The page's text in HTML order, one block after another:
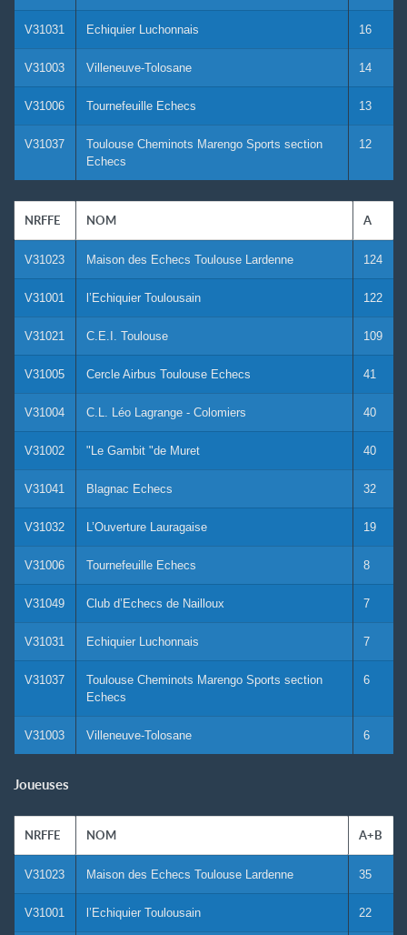
V31031 Echiquier Luchonnais 16
V31003 Villeneuve-Tolosane 14
V31006 Tournefeuille Echecs 13
V31037
Toulouse Cheminots Marengo Sports section
Echecs
12
NRFFE NOM A
V31023 Maison des Echecs Toulouse Lardenne 124
V31001 l’Echiquier Toulousain 122
V31021 C.E.I. Toulouse 109
V31005 Cercle Airbus Toulouse Echecs 41
V31004 C.L. Léo Lagrange - Colomiers 40
V31002 "Le Gambit "de Muret 40
V31041 Blagnac Echecs 32
V31032 L’Ouverture Lauragaise 19
V31006 Tournefeuille Echecs 8
V31049 Club d’Echecs de Nailloux 7
V31031 Echiquier Luchonnais 7
V31037
Toulouse Cheminots Marengo Sports section
Echecs
6
V31003 Villeneuve-Tolosane 6
Joueuses
NRFFE NOM A+B
V31023 Maison des Echecs Toulouse Lardenne 35
V31001 l’Echiquier Toulousain 22